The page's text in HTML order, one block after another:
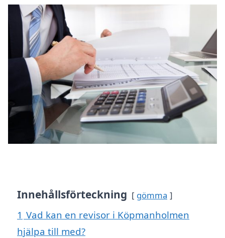
Innehållsförteckning gömma
1 Vad kan en revisor i Köpmanholmen
hjälpa till med?